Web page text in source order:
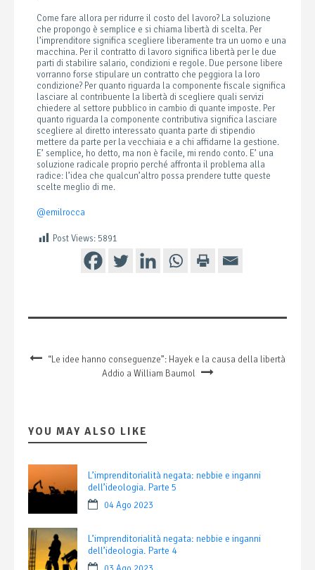
Come fare allora per ridurre il costo del lavoro? La soluzione
che propongo è semplice e si chiama libertà di scelta. Per
l’imprenditore significa scegliere liberamente tra un uomo e una
macchina. Per il contratto di lavoro significa libertà per le due
parti di stabilire salario, condizioni e regole. Due persone libere
vorranno forse stipulare un contratto che peggiora la loro
condizione? Per quanto riguarda la componente fiscale significa
lasciare al contribuente la libertà di scegliere quali servizi
chiedere al settore pubblico in cambio di quante imposte. Per
quanto riguarda la componente contributiva significa lasciare
scegliere al diretto interessato quanta parte di stipendio
mettere da parte per la vecchiaia e a chi affidarne la gestione.
E’ semplice, ho detto, ma non è facile, mi rendo conto. E’ una
soluzione radicale proprio perché affronta il problema alla
radice: l’idea che qualcun’altro possa prendere tutte queste
scelte meglio di me.
@emilrocca
Post Views: 5891
“Le idee hanno conseguenze”: Hayek e la causa della libertà
Addio a William Baumol
YOU MAY ALSO LIKE
L’imprenditorialità negata: nebbie e inganni
dell’ideologia. Parte 5
04 Ago 2023
L’imprenditorialità negata: nebbie e inganni
dell’ideologia. Parte 4